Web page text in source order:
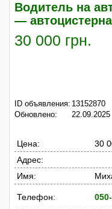
Водитель на
— автоцистерна
30 000 грн.
ID объявления: 13152870
Обновлено:
22.09.2025
Цена:
30
Адрес:
Имя:
Телефон: